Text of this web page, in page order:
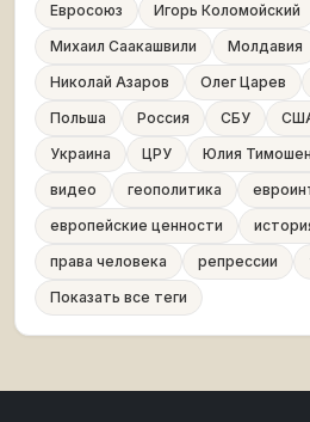
Евросоюз
Игорь Коломойский
Михаил Саакашвили
Молдавия
Николай Азаров
Олег Царев
Польша
Россия СБУ
Украина
ЦРУ Юлия
видео
геополитика
европейские ценности
права человека
репрессии
Показать все теги